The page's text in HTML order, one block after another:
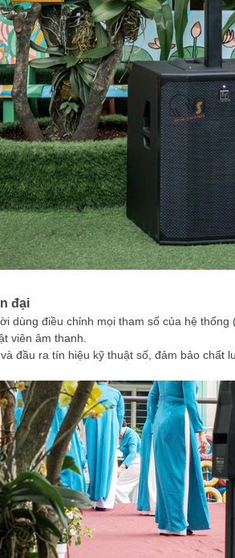
đại
dùng điều chỉnh mọi tham số của hệ
viên âm thanh.
đầu ra tín hiệu kỹ thuật số, đảm bảo chất